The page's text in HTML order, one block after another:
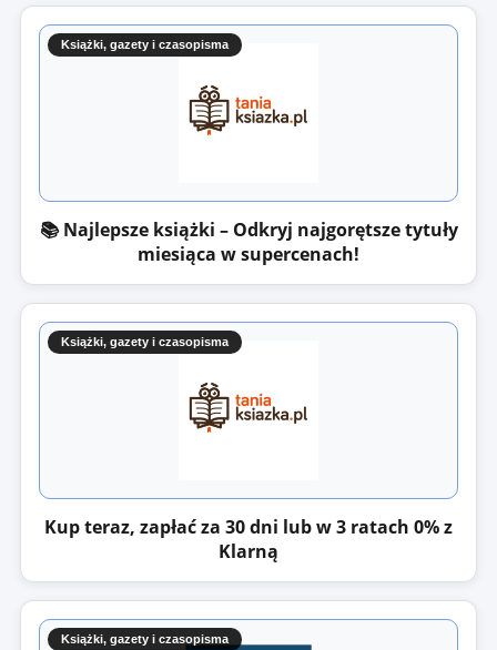
Książki, gazety i czasopisma
📚 Najlepsze książki – Odkryj najgorętsze tytuły
miesiąca w supercenach!
Książki, gazety i czasopisma
Kup teraz, zapłać za 30 dni lub w 3 ratach 0% z
Klarną
Książki, gazety i czasopisma